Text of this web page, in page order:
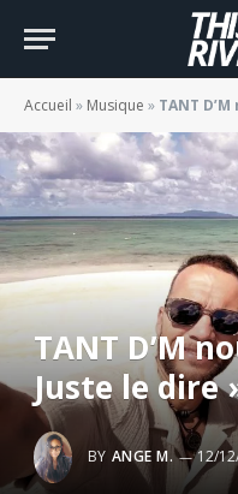
Accueil » Musique » TANT
TANT D’M
Juste le dire
BY ANGE M. 12/